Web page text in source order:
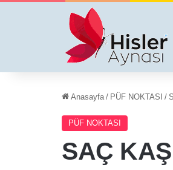
Anasayfa / PÜF NOKTASI /
PÜF NOKTASI
SAÇ